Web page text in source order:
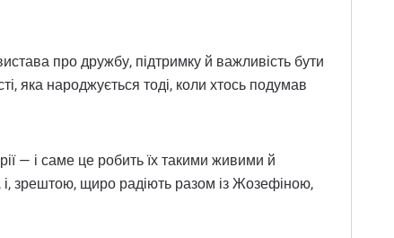
про дружбу, підтримку й важливість бути
яка народжується тоді, коли хтось подумав
— і саме це робить їх такими живими й
і, зрештою, щиро радіють разом із Жозефіною,